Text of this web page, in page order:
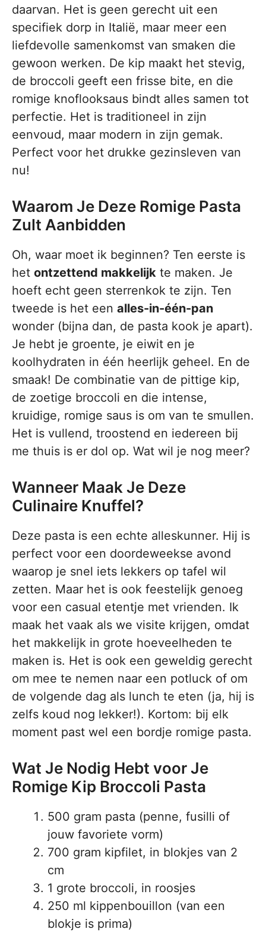
daarvan. Het is geen gerecht uit een
specifiek dorp in Italië, maar meer een
liefdevolle samenkomst van smaken die
gewoon werken. De kip maakt het stevig,
de broccoli geeft een frisse bite, en die
romige knoflooksaus bindt alles samen tot
perfectie. Het is traditioneel in zijn
eenvoud, maar modern in zijn gemak.
Perfect voor het drukke gezinsleven van
nu!
Waarom Je Deze Romige Pasta
Zult Aanbidden
Oh, waar moet ik beginnen? Ten eerste is
het ontzettend makkelijk te maken. Je
hoeft echt geen sterrenkok te zijn. Ten
tweede is het een alles-in-één-pan
wonder (bijna dan, de pasta kook je apart).
Je hebt je groente, je eiwit en je
koolhydraten in één heerlijk geheel. En de
smaak! De combinatie van de pittige kip,
de zoetige broccoli en die intense,
kruidige, romige saus is om van te smullen.
Het is vullend, troostend en iedereen bij
me thuis is er dol op. Wat wil je nog meer?
Wanneer Maak Je Deze
Culinaire Knuffel?
Deze pasta is een echte alleskunner. Hij is
perfect voor een doordeweekse avond
waarop je snel iets lekkers op tafel wil
zetten. Maar het is ook feestelijk genoeg
voor een casual etentje met vrienden. Ik
maak het vaak als we visite krijgen, omdat
het makkelijk in grote hoeveelheden te
maken is. Het is ook een geweldig gerecht
om mee te nemen naar een potluck of om
de volgende dag als lunch te eten (ja, hij is
zelfs koud nog lekker!). Kortom: bij elk
moment past wel een bordje romige pasta.
Wat Je Nodig Hebt voor Je
Romige Kip Broccoli Pasta
500 gram pasta (penne, fusilli of
jouw favoriete vorm)
700 gram kipfilet, in blokjes van 2
cm
1 grote broccoli, in roosjes
250 ml kippenbouillon (van een
blokje is prima)